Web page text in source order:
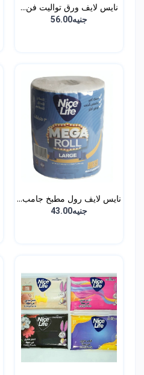
نايس لايف ورق تواليت فن...
جنيه56.00
نايس لايف رول مطبخ جامب...
جنيه43.00